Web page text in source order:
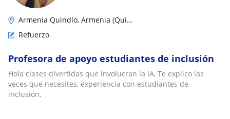
Armenia Quindío, Armenia (Qui...
Refuerzo
Profesora de apoyo estudiantes de inclusión
Hola clases divertidas que involucran la iA, Te explico las
veces que necesites, experiencia con estudiantes de
inclusión.